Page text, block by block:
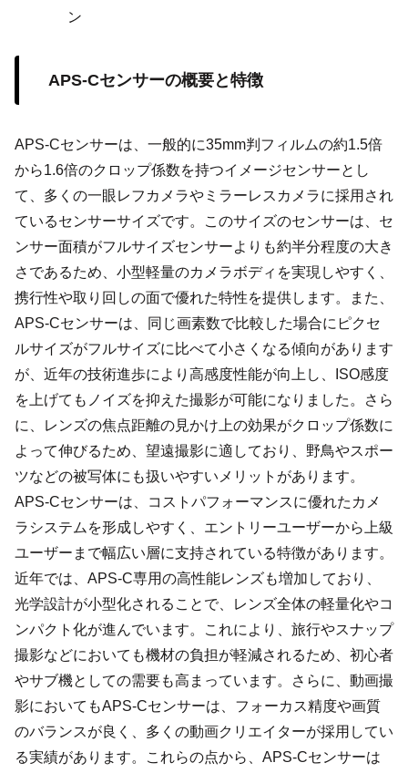
ン
APS-Cセンサーの概要と特徴
APS-Cセンサーは、一般的に35mm判フィルムの約1.5倍
から1.6倍のクロップ係数を持つイメージセンサーとし
て、多くの一眼レフカメラやミラーレスカメラに採用され
ているセンサーサイズです。このサイズのセンサーは、セ
ンサー面積がフルサイズセンサーよりも約半分程度の大き
さであるため、小型軽量のカメラボディを実現しやすく、
携行性や取り回しの面で優れた特性を提供します。また、
APS-Cセンサーは、同じ画素数で比較した場合にピクセ
ルサイズがフルサイズに比べて小さくなる傾向があります
が、近年の技術進歩により高感度性能が向上し、ISO感度
を上げてもノイズを抑えた撮影が可能になりました。さら
に、レンズの焦点距離の見かけ上の効果がクロップ係数に
よって伸びるため、望遠撮影に適しており、野鳥やスポー
ツなどの被写体にも扱いやすいメリットがあります。
APS-Cセンサーは、コストパフォーマンスに優れたカメ
ラシステムを形成しやすく、エントリーユーザーから上級
ユーザーまで幅広い層に支持されている特徴があります。
近年では、APS-C専用の高性能レンズも増加しており、
光学設計が小型化されることで、レンズ全体の軽量化やコ
ンパクト化が進んでいます。これにより、旅行やスナップ
撮影などにおいても機材の負担が軽減されるため、初心者
やサブ機としての需要も高まっています。さらに、動画撮
影においてもAPS-Cセンサーは、フォーカス精度や画質
のバランスが良く、多くの動画クリエイターが採用してい
る実績があります。これらの点から、APS-Cセンサーは